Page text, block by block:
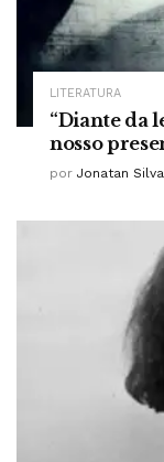
LITERATURA
“Diante da
nosso
por Jonatan Silva